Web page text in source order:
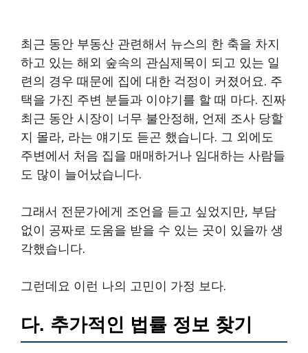
최근 동안 부동산 관련해서 뉴스의 한 축을 차지
하고 있는 해외 숲속의 관심제목이 되고 있는 일
련의 경우 때문에 집에 대한 걱정이 커졌어요. 주
택을 가진 주변 분들과 이야기를 할 때 마다. 진짜
최근 동안 시장이 너무 불안정해, 언제 조사 당할
지 몰라, 라는 얘기도 듣곤 했습니다. 그 외에도
주변에서 처음 집을 매매하거나 임대하는 사람들
도 많이 늘어났습니다.
그래서 전문가에게 조언을 듣고 싶었지만, 부담
없이 공짜로 도움을 받을 수 있는 곳이 있을까 생
각했습니다.
그런데요 이런 나의 고민이 가정 보다.
다. 추가적인 법률 정보 찾기